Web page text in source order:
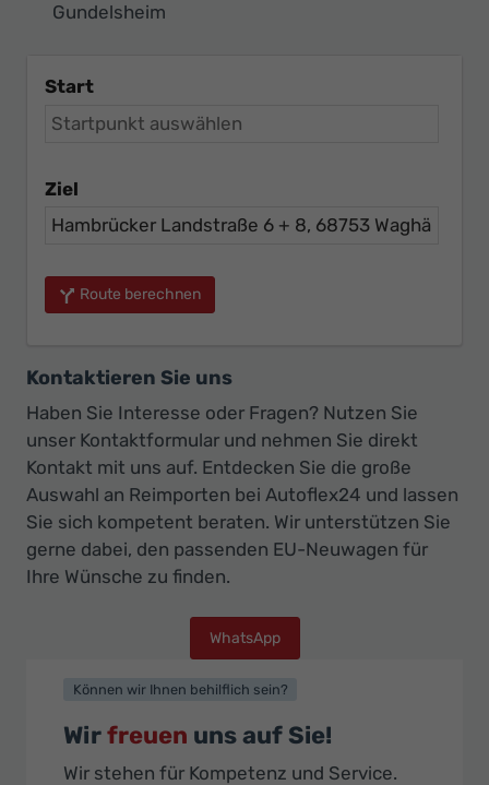
Gundelsheim
Start
Ziel
Route berechnen
Kontaktieren Sie uns
Haben Sie Interesse oder Fragen? Nutzen Sie
unser Kontaktformular und nehmen Sie direkt
Kontakt mit uns auf. Entdecken Sie die große
Auswahl an Reimporten bei Autoflex24 und lassen
Sie sich kompetent beraten. Wir unterstützen Sie
gerne dabei, den passenden EU-Neuwagen für
Ihre Wünsche zu finden.
WhatsApp
Können wir Ihnen behilflich sein?
Wirfreuen uns auf Sie!
Wir stehen für Kompetenz und Service.